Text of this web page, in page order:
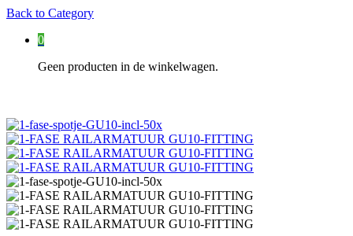
Back to Category
0
Geen producten in de winkelwagen.